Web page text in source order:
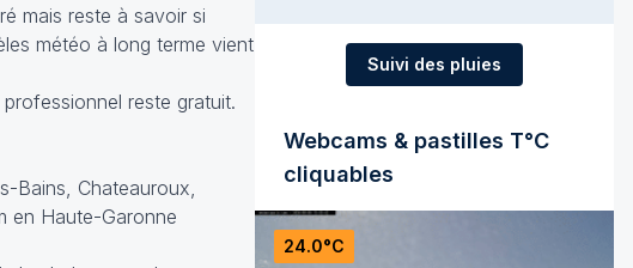
mais reste à savoir si
météo à long terme vient
reste gratuit.
Bains, Chateauroux,
en Haute-Garonne
Suivi des pluies
Webcams & pastilles T°C
cliquables
24.0°C